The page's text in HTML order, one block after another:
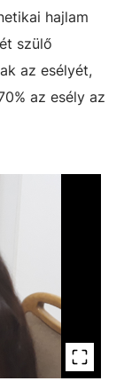
hajlam
szülő
az esélyét,
az esély az